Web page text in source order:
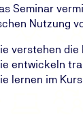
Seminar
Nutzung
verstehen
entwickeln
lernen im